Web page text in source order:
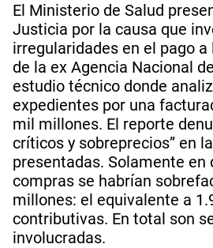
El Ministerio de Salud
Justicia por la causa que
irregularidades en el pago
de la ex Agencia Nacional
estudio técnico donde
expedientes por una
mil millones. El reporte
críticos y sobreprecios” en
presentadas. Solamente en
compras se habrían
millones: el equivalente a
contributivas. En total son
involucradas.